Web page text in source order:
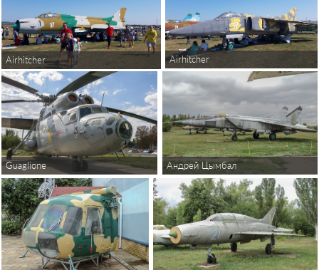
Airhitcher Airhitcher
Guaglione Андрей Цымбал